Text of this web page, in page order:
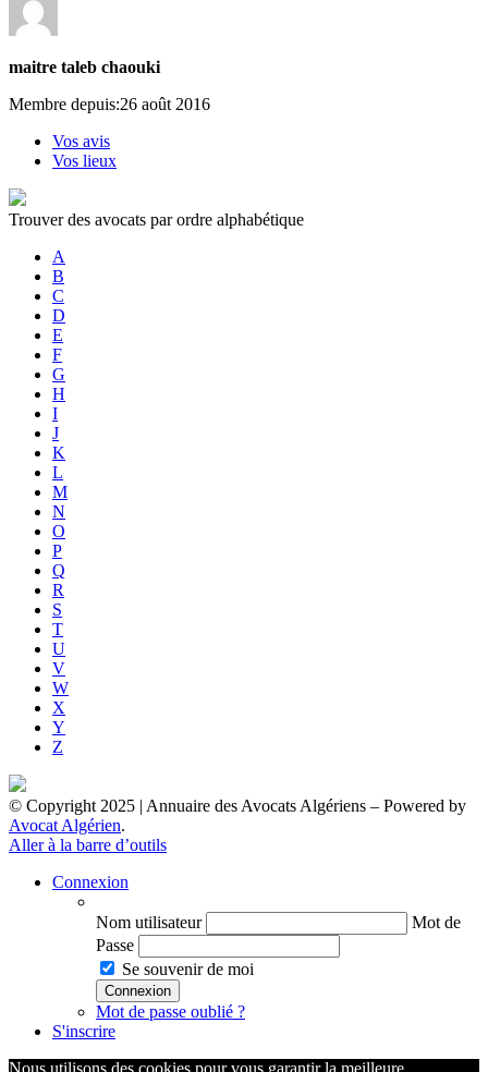
maitre taleb chaouki
Membre depuis:26 août 2016
Vos avis
Vos lieux
Trouver des avocats par ordre alphabétique
A
B
C
D
E
F
G
H
I
J
K
L
M
N
O
P
Q
R
S
T
U
V
W
X
Y
Z
© Copyright 2025 | Annuaire des Avocats Algériens – Powered by
Avocat Algérien.
Aller à la barre d’outils
Connexion
Nom utilisateur
Mot de
Passe
Se souvenir de moi
Mot de passe oublié ?
S'inscrire
Nous utilisons des cookies pour vous garantir la meilleure